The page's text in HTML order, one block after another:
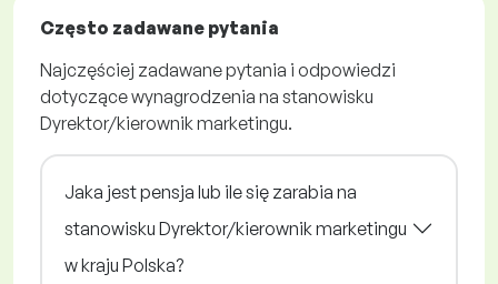
Często zadawane pytania
Najczęściej zadawane pytania i odpowiedzi
dotyczące wynagrodzenia na stanowisku
Dyrektor/kierownik marketingu.
Jaka jest pensja lub ile się zarabia na
stanowisku Dyrektor/kierownik marketingu
w kraju Polska?